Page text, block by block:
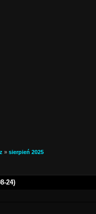
» sierpień 2025
24)